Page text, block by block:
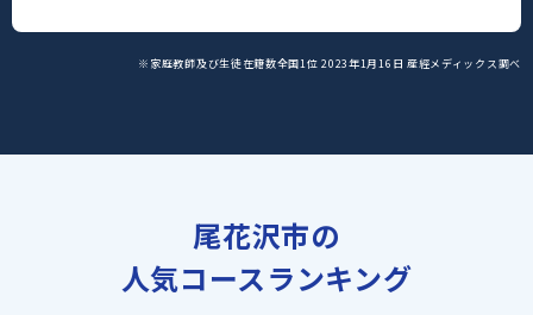
※家庭教師及び生徒在籍数全国1位 2023年1月16日 産經メディックス調べ
尾花沢市の
人気コースランキング